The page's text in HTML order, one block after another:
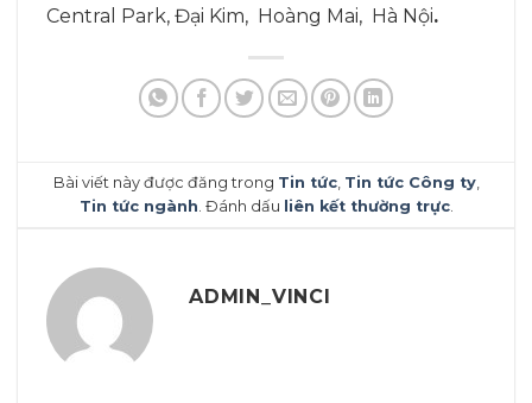
Central Park, Đại Kim, Hoàng Mai, Hà Nội.
Bài viết này được đăng trong Tin tức, Tin tức Công ty,
Tin tức ngành . Đánh dấu liên kết thường trực.
ADMIN_VINCI